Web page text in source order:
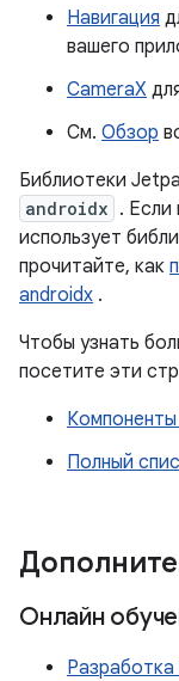
Навигация
вашего
CameraX
См. Обзор
Библиотеки
androidx . Если
использует
прочитайте, как
androidx .
Чтобы узнать
посетите эти
Полный
Онлайн